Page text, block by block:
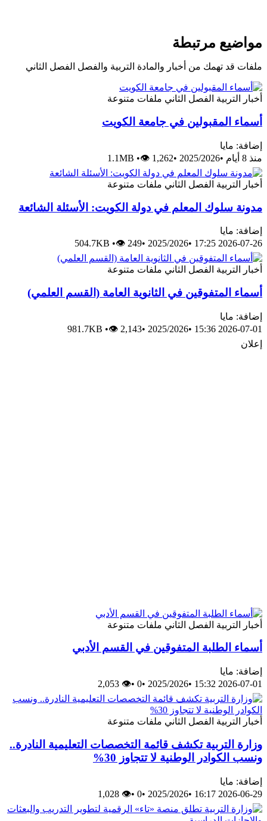
مواضيع مرتبطة
ملفات قد تهمك من أخبار والمادة التربية والفصل الفصل الثاني
أخبار التربية الفصل الثاني ملفات متنوعة
أسماء المقبولين في جامعة الكويت
إضافة: مايا
منذ 8 أيام
•
2025/2026
•
1.1MB •👁 1,262
أخبار التربية الفصل الثاني ملفات متنوعة
مدونة سلوك المعلم في دولة الكويت: الأسئلة الشائعة
إضافة: مايا
2026-07-26 17:25
•
2025/2026
•
504.7KB •👁 249
أخبار التربية الفصل الثاني ملفات متنوعة
أسماء المتفوقين في الثانوية العامة (القسم العلمي)
إضافة: مايا
2026-07-01 15:36
•
2025/2026
•
981.7KB •👁 2,143
إعلان
أخبار التربية الفصل الثاني ملفات متنوعة
أسماء الطلبة المتفوقين في القسم الأدبي
إضافة: مايا
2026-07-01 15:32
•
2025/2026
•
0
•
👁 2,053
أخبار التربية الفصل الثاني ملفات متنوعة
وزارة التربية تكشف قائمة التخصصات التعليمية النادرة..
ونسب الكوادر الوطنية لا تتجاوز 30%
إضافة: مايا
2026-06-29 16:17
•
2025/2026
•
0
•
👁 1,028